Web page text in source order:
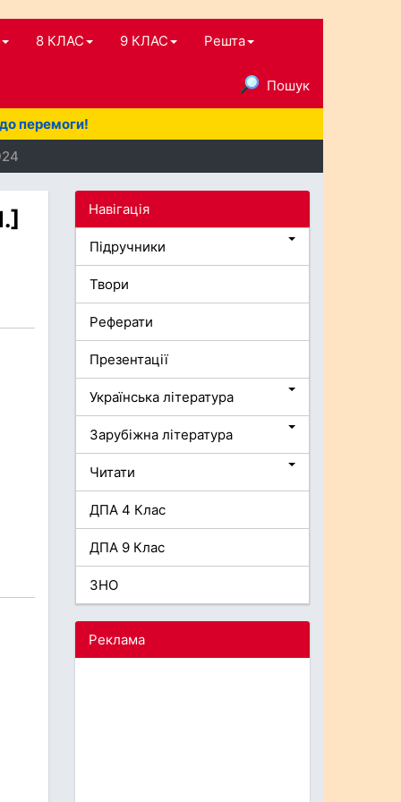
8 КЛАС 9 КЛАС Решта
Пошук
перемоги!
Навігація
Підручники
Твори
Реферати
Презентації
Українська література
Зарубіжна література
Читати
ДПА 4 Клас
ДПА 9 Клас
ЗНО
Реклама